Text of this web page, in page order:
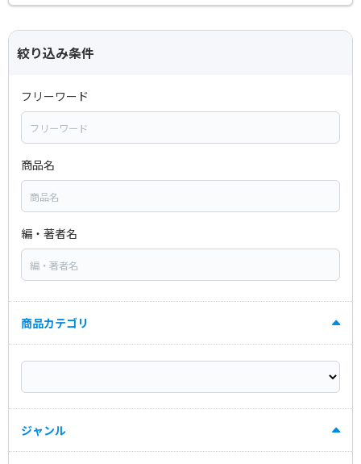
絞り込み条件
フリーワード
商品名
編・著者名
商品カテゴリ
ジャンル